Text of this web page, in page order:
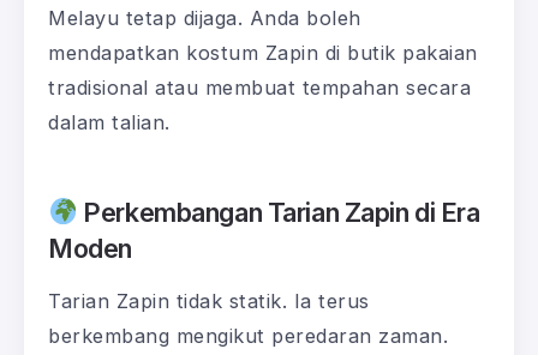
Melayu tetap dijaga. Anda boleh
mendapatkan kostum Zapin di butik pakaian
tradisional atau membuat tempahan secara
dalam talian.
Perkembangan Tarian Zapin di Era
Moden
Tarian Zapin tidak statik. Ia terus
berkembang mengikut peredaran zaman.